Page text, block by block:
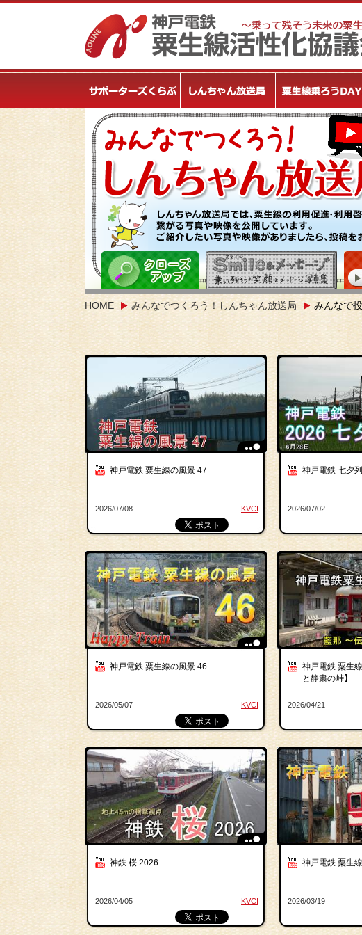
HOME みんなでつくろう！しんちゃん放送局 みんなで
神戸電鉄 粟生線の風景 47
KVCI
2026/07/08
神戸電鉄 七夕
2026/07/02
神戸電鉄 粟生線の風景 46
KVCI
2026/05/07
神戸電鉄 粟生
と静粛の峠】
2026/04/21
神鉄 桜 2026
KVCI
2026/04/05
神戸電鉄 粟生
2026/03/19